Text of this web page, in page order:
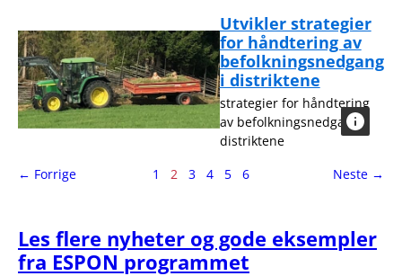
Utvikler strategier
for håndtering av
befolkningsnedgang
i distriktene
strategier for håndtering
av befolkningsnedgang i
distriktene
← Forrigeside 1 2 3 4 5 6 Neste side
→
Les flere nyheter og gode eksempler
fra ESPON programmet